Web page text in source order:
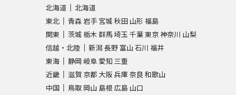
北海道
北海道
東北
青森 岩手 宮城 秋田 山形 福島
関東
茨城 栃木 群馬埼玉 千葉東京神奈川 山梨
信越・北陸
新潟長野 富山 石川 福井
東海
静岡 岐阜 愛知 三重
近畿
滋賀 京都 大阪兵庫奈良 和歌山
中国
鳥取 岡山 島根 広島 山口